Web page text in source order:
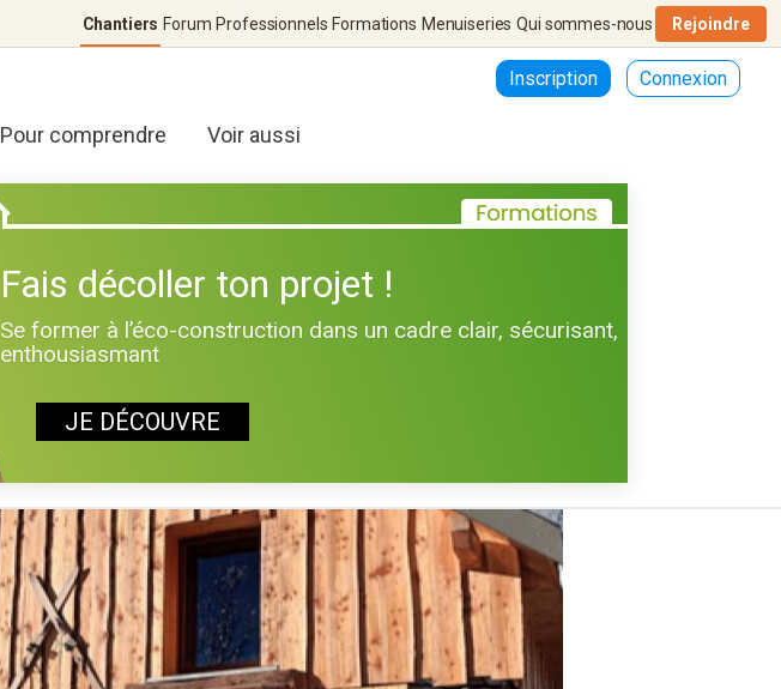
Chantiers Forum Professionnels Formations Menuiseries Qui sommes-nous Rejoindre
Inscription Connexion
Pour comprendre Voir aussi
Fais décoller ton projet !
Se former à l’éco-construction dans un cadre clair, sécurisant,
enthousiasmant
JE DÉCOUVRE